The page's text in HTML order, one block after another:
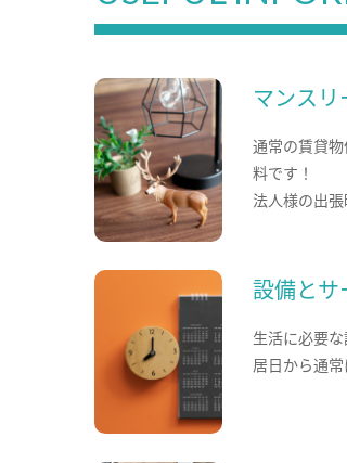
マンスリ
通常の賃貸
料です！
法人様の出張
設備とサ
生活に必要
居日から通常